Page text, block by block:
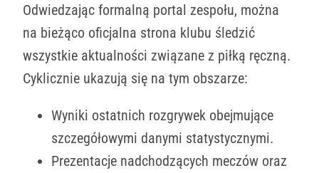
Odwiedzając formalną portal zespołu, można
na bieżąco oficjalna strona klubu śledzić
wszystkie aktualności związane z piłką ręczną.
Cyklicznie ukazują się na tym obszarze:
Wyniki ostatnich rozgrywek obejmujące
szczegółowymi danymi statystycznymi.
Prezentacje nadchodzących meczów oraz